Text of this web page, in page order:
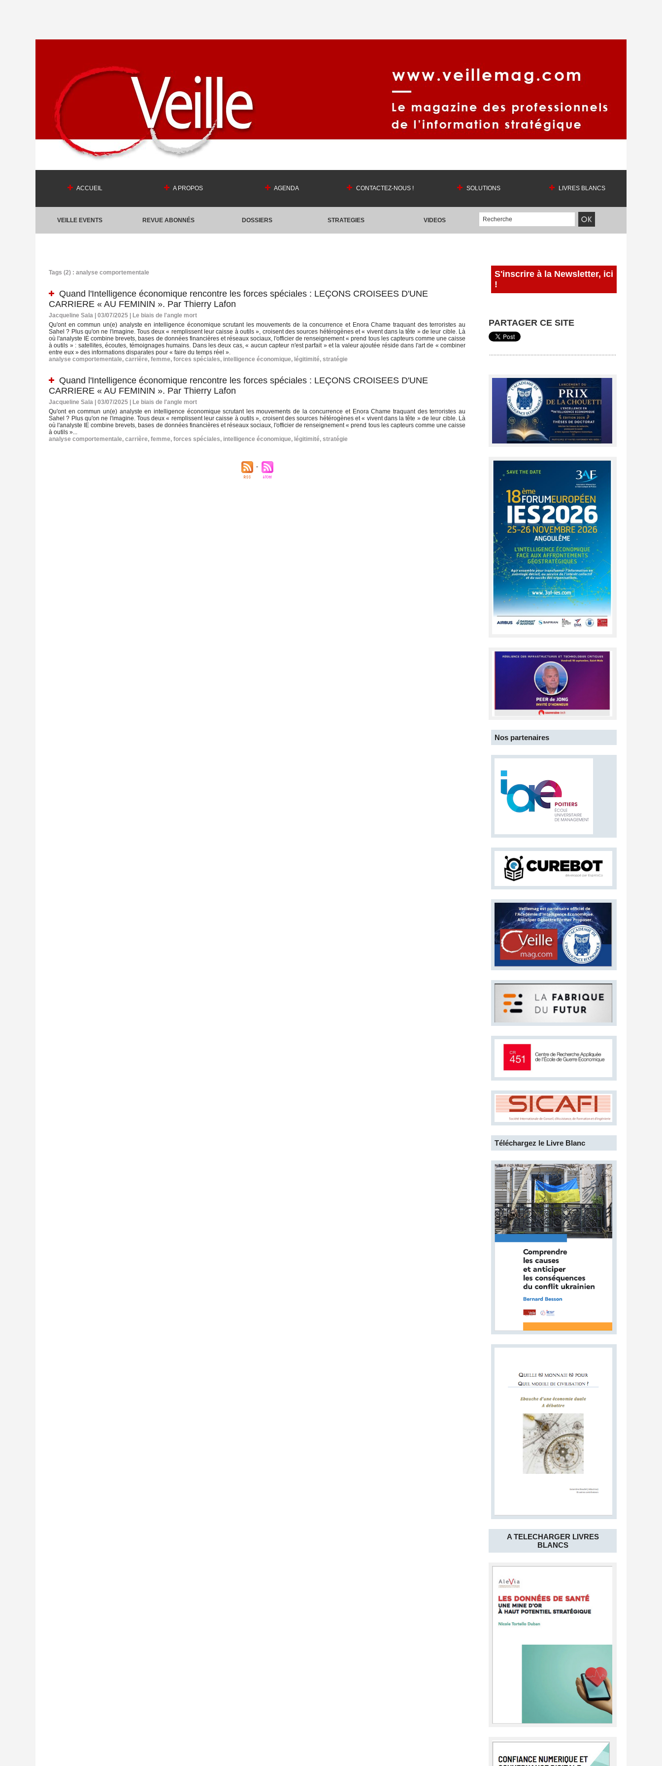
ACCUEIL A PROPOS AGENDA CONTACTEZ-NOUS ! SOLUTIONS LIVRES BLANCS
VEILLE EVENTS REVUE ABONNÉS DOSSIERS STRATEGIES VIDEOS
Tags (2) : analyse comportementale
Quand l'Intelligence économique rencontre les forces spéciales : LEÇONS CROISEES D'UNE
CARRIERE « AU FEMININ ». Par Thierry Lafon
Jacqueline Sala | 03/07/2025
Le biais de l'angle mort
Qu'ont en commun un(e) analyste en intelligence économique scrutant les mouvements de la concurrence et Enora Chame traquant des terroristes au
Sahel ? Plus qu'on ne l'imagine. Tous deux « remplissent leur caisse à outils », croisent des sources hétérogènes et « vivent dans la tête » de leur cible. Là
où l'analyste IE combine brevets, bases de données financières et réseaux sociaux, l'officier de renseignement « prend tous les capteurs comme une caisse
à outils » : satellites, écoutes, témoignages humains. Dans les deux cas, « aucun capteur n'est parfait » et la valeur ajoutée réside dans l'art de « combiner
entre eux » des informations disparates pour « faire du temps réel ».
analyse comportementale, carrière, femme, forces spéciales, intelligence économique, légitimité, stratégie
Quand l'Intelligence économique rencontre les forces spéciales : LEÇONS CROISEES D'UNE
CARRIERE « AU FEMININ ». Par Thierry Lafon
Jacqueline Sala | 03/07/2025
Le biais de l'angle mort
Qu'ont en commun un(e) analyste en intelligence économique scrutant les mouvements de la concurrence et Enora Chame traquant des terroristes au
Sahel ? Plus qu'on ne l'imagine. Tous deux « remplissent leur caisse à outils », croisent des sources hétérogènes et « vivent dans la tête » de leur cible. Là
où l'analyste IE combine brevets, bases de données financières et réseaux sociaux, l'officier de renseignement « prend tous les capteurs comme une caisse
à outils »...
analyse comportementale, carrière, femme, forces spéciales, intelligence économique, légitimité, stratégie
S'inscrire à la Newsletter, ici
!
PARTAGER CE SITE
Nos partenaires
Téléchargez le Livre Blanc
A TELECHARGER LIVRES
BLANCS